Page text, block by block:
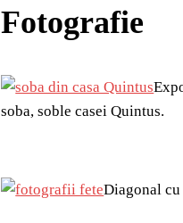
Fotografie
soba, soble casei Quintus.
Diagonal